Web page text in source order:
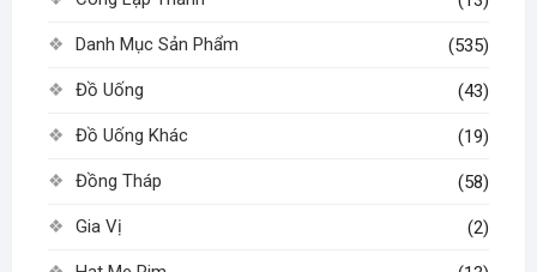
Danh Mục Sản Phẩm (535)
Đồ Uống (43)
Đồ Uống Khác (19)
Đồng Tháp (58)
Gia Vị (2)